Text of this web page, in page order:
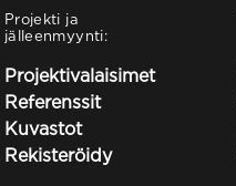
Projekti ja
jälleenmyynti:
Projektivalaisimet
Referenssit
Kuvastot
Rekisteröidy